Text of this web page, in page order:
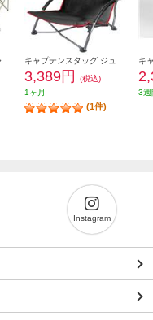
3,389円
(税込)
1ヶ月
(1件)
3週
Instagram